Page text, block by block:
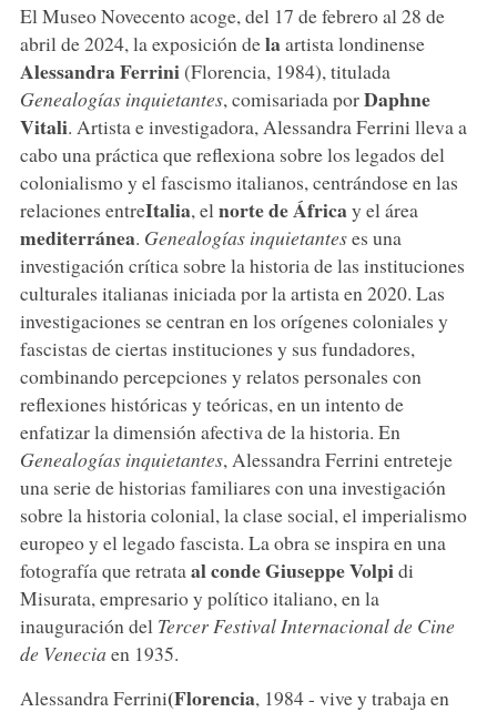
El Museo Novecento acoge, del 17 de febrero al 28 de
abril de 2024, la exposición delaartista londinense
Alessandra Ferrini(Florencia, 1984), titulada
Genealogías inquietantes, comisariada porDaphne
Vitali. Artista e investigadora, Alessandra Ferrini lleva a
cabo una práctica que reflexiona sobre los legados del
colonialismo y el fascismo italianos, centrándose en las
relaciones entreItalia, el norte de Áfricay el área
mediterránea. Genealogías inquietanteses una
investigación crítica sobre la historia de las instituciones
culturales italianas iniciada por la artista en 2020. Las
investigaciones se centran en los orígenes coloniales y
fascistas de ciertas instituciones y sus fundadores,
combinando percepciones y relatos personales con
reflexiones históricas y teóricas, en un intento de
enfatizar la dimensión afectiva de la historia. En
Genealogías inquietantes, Alessandra Ferrini entreteje
una serie de historias familiares con una investigación
sobre la historia colonial, la clase social, el imperialismo
europeo y el legado fascista. La obra se inspira en una
fotografía que retrata al conde Giuseppe Volpidi
Misurata, empresario y político italiano, en la
inauguración del Tercer Festival Internacional de Cine
de Venecia en 1935.
Alessandra Ferrini(Florencia, 1984 - vive y trabaja en